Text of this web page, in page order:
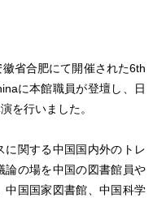
省合肥にて開催された6th
に本館職員が登壇し、日
を行いました。
関する中国国内外のトレ
論の場を中国の図書館員や
中国国家図書館、中国科学